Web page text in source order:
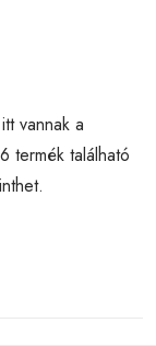
vannak a
termék található